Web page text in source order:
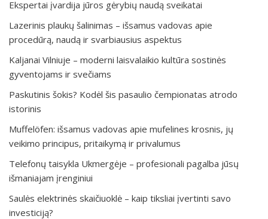
Ekspertai įvardija jūros gėrybių naudą sveikatai
Lazerinis plaukų šalinimas – išsamus vadovas apie
procedūrą, naudą ir svarbiausius aspektus
Kaljanai Vilniuje – moderni laisvalaikio kultūra sostinės
gyventojams ir svečiams
Paskutinis šokis? Kodėl šis pasaulio čempionatas atrodo
istorinis
Muffelöfen: išsamus vadovas apie mufelines krosnis, jų
veikimo principus, pritaikymą ir privalumus
Telefonų taisykla Ukmergėje – profesionali pagalba jūsų
išmaniajam įrenginiui
Saulės elektrinės skaičiuoklė – kaip tiksliai įvertinti savo
investiciją?